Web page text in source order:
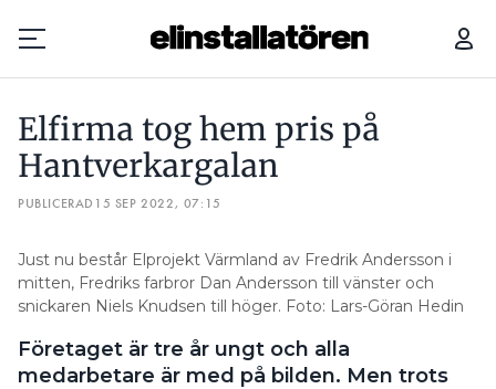
Prenumerera
Hantera prenumeration
Lediga jobb
Annonsera
Läs E-tidningen
Elfirma tog hem pris på
Hantverkargalan
PUBLICERAD 15 SEP 2022, 07:15
Just nu består Elprojekt Värmland av Fredrik Andersson i
mitten, Fredriks farbror Dan Andersson till vänster och
snickaren Niels Knudsen till höger. Foto: Lars-Göran Hedin
Företaget är tre år ungt och alla
medarbetare är med på bilden. Men trots
ELFIRMA TOG HEM PRIS PÅ HANTVERKARGALAN DE GÖR